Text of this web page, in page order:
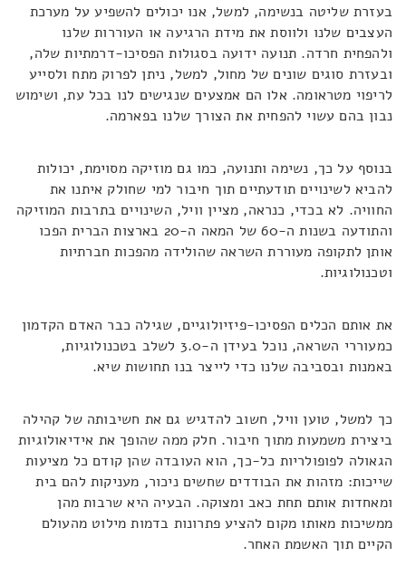
בעזרת שליטה בנשימה, למשל, אנו יכולים להשפיע על מערכת
העצבים שלנו ולווסת את מידת הרגיעה או העוררות שלנו
ולהפחית חרדה. תנועה ידועה בסגולות הפסיכו-דרמתיות שלה,
ובעזרת סוגים שונים של מחול, למשל, ניתן לפרוק מתח ולסייע
לריפוי מטראומה. אלו הם אמצעים שנגישים לנו בכל עת, ושימוש
נבון בהם עשוי להפחית את הצורך שלנו בפארמה.
בנוסף על כך, נשימה ותנועה, כמו גם מוזיקה מסוימת, יכולות
להביא לשינויים תודעתיים תוך חיבור למי שחולק איתנו את
החוויה. לא בכדי, כנראה, מציין וויל, השינויים בתרבות המוזיקה
והתודעה בשנות ה-60 של המאה ה-20 בארצות הברית הפכו
אותן לתקופה מעוררת השראה שהולידה מהפכות חברתיות
וטכנולוגיות.
את אותם הכלים הפסיכו-פיזיולוגיים, שגילה כבר האדם הקדמון
כמעוררי השראה, נוכל בעידן ה-3.0 לשלב בטכנולוגיות,
באמנות ובסביבה שלנו כדי לייצר בנו תחושות שיא.
כך למשל, טוען וויל, חשוב להדגיש גם את חשיבותה של קהילה
ביצירת משמעות מתוך חיבור. חלק ממה שהופך את אידיאולוגיות
הגאולה לפופולריות כל-כך, הוא העובדה שהן קודם כל מציעות
שייכות: מזהות את הבודדים שחשים ניכור, מעניקות להם בית
ומאחדות אותם תחת כאב ומצוקה. הבעיה היא שרבות מהן
ממשיכות מאותו מקום להציע פתרונות בדמות מילוט מהעולם
הקיים תוך האשמת האחר.